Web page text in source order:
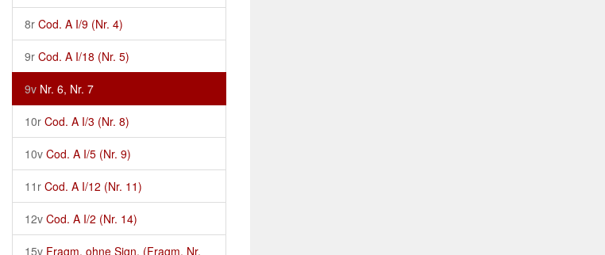
8r Cod. A I/9 (Nr. 4)
9r Cod. A I/18 (Nr. 5)
9v Nr. 6, Nr. 7
10r Cod. A I/3 (Nr. 8)
10v Cod. A I/5 (Nr. 9)
11r Cod. A I/12 (Nr. 11)
12v Cod. A I/2 (Nr. 14)
15v Fragm. ohne Sign. (Fragm. Nr.